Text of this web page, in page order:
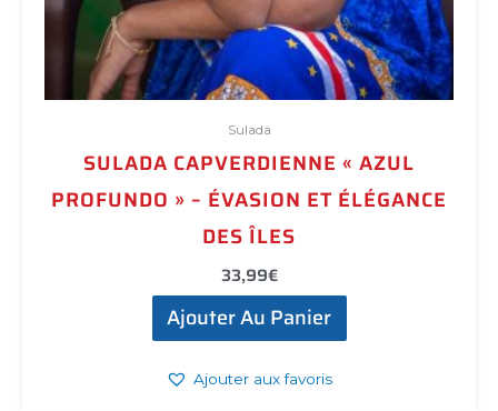
Sulada
SULADA CAPVERDIENNE « AZUL
PROFUNDO » – ÉVASION ET ÉLÉGANCE
DES ÎLES
33,99€
Ajouter Au Panier
Ajouter aux favoris